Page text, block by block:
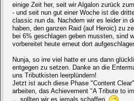
einige Zeit her, seit wir Algalon zurück
- und seit nun gut einer Woche ist die
classic nun da. Nachdem wir es leider in
haben, den ganzen Raid (auf Heroic) zu
bei 6% geschlagen geben mussten, sind
vorbereitet heute erneut dort
Nunja, so irre viel hatte er uns dann
entgegen zu setzen. Danke an die
uns Tributkisten leerplündern!
Jetzt ist auch diese Phase "Content
arbeiten, das Achievement "A Tribute to
... sollten wir es jemals schaffen.